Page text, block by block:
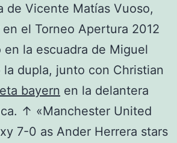
de Vicente Matías Vuoso,
el Torneo Apertura 2012
la escuadra de Miguel
la dupla, junto con Christian
bayern en la delantera
↑ «Manchester United
7-0 as Ander Herrera stars